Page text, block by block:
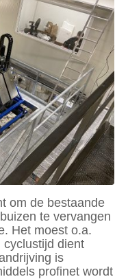
om de bestaande
te vervangen
Het moest o.a.
cyclustijd dient
is
profinet wordt